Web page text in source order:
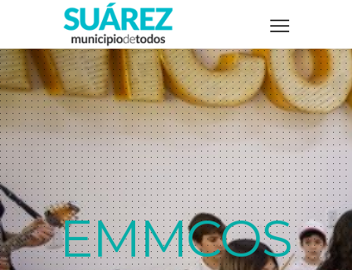
EMMCOS